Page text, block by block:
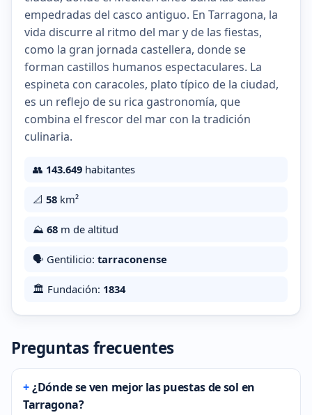
empedradas del casco antiguo. En Tarragona, la
vida discurre al ritmo del mar y de las fiestas,
como la gran jornada castellera, donde se
forman castillos humanos espectaculares. La
espineta con caracoles, plato típico de la ciudad,
es un reflejo de su rica gastronomía, que
combina el frescor del mar con la tradición
culinaria.
👥 143.649 habitantes
📐 58 km²
⛰️ 68 m de altitud
🗣️ Gentilicio: tarraconense
🏛️ Fundación: 1834
Preguntas frecuentes
¿Dónde se ven mejor las puestas de sol en
Tarragona?